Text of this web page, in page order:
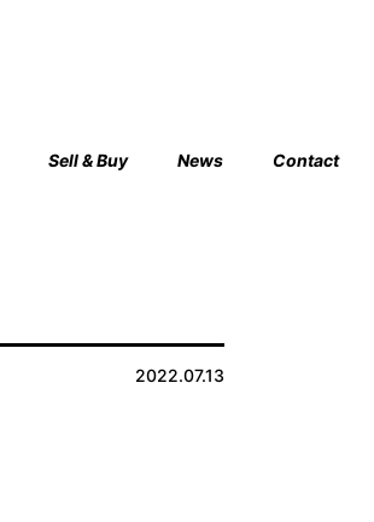
Sell & Buy News Contact
2022.07.13